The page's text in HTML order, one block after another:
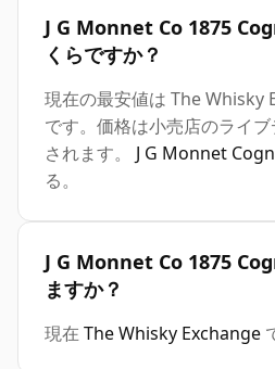
J G Monnet Co 1875
くらですか？
現在の最安値は The Whisky
です。価格は小売店のライ
されます。 J G Monnet
る。
J G Monnet Co 1875
ますか？
現在 The Whisky Exchange